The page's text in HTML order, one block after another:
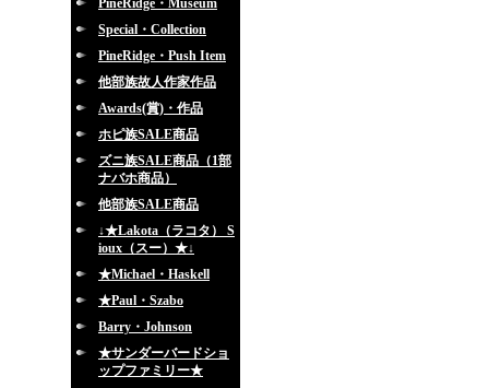
PineRidge・Museum
Special・Collection
PineRidge・Push Item
他部族故人作家作品
Awards(賞)・作品
ホピ族SALE商品
ズニ族SALE商品（1部
ナバホ商品）
他部族SALE商品
↓★Lakota（ラコタ） S
ioux（スー）★↓
★Michael・Haskell
★Paul・Szabo
Barry・Johnson
★サンダーバードショ
ップファミリー★